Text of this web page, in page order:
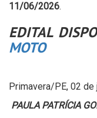
11/06/2026.
EDITAL
MOTO
Primavera/PE, 02 de
PAULA PATRÍCIA